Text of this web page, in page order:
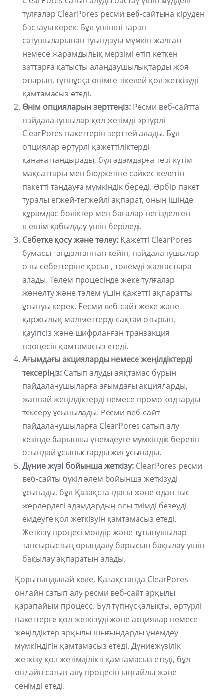
тұлғалар ClearPores ресми веб-сайтына кіруден
бастауы керек. Бұл үшінші тарап
сатушыларынан туындауы мүмкін жалған
немесе жарамдылық мерзімі өтіп кеткен
заттарға қатысты алаңдаушылықтарды жоя
отырып, түпнұсқа өнімге тікелей қол жеткізуді
қамтамасыз етеді.
Өнім опцияларын зерттеңіз: Ресми веб-сайтта
пайдаланушылар қол жетімді әртүрлі
ClearPores пакеттерін зерттей алады. Бұл
опциялар әртүрлі қажеттіліктерді
қанағаттандырады, бұл адамдарға тері күтімі
мақсаттары мен бюджетіне сәйкес келетін
пакетті таңдауға мүмкіндік береді. Әрбір пакет
туралы егжей-тегжейлі ақпарат, оның ішінде
құрамдас бөліктер мен бағалар негізделген
шешім қабылдау үшін беріледі.
Себетке қосу және төлеу: Қажетті ClearPores
бумасы таңдалғаннан кейін, пайдаланушылар
оны себеттеріне қосып, төлемді жалғастыра
алады. Төлем процесінде жеке тұлғалар
жөнелту және төлем үшін қажетті ақпаратты
ұсынуы керек. Ресми веб-сайт жеке және
қаржылық мәліметтерді сақтай отырып,
қауіпсіз және шифрланған транзакция
процесін қамтамасыз етеді.
Ағымдағы акцияларды немесе жеңілдіктерді
тексеріңіз: Сатып алуды аяқтамас бұрын
пайдаланушыларға ағымдағы акцияларды,
жаппай жеңілдіктерді немесе промо кодтарды
тексеру ұсынылады. Ресми веб-сайт
пайдаланушыларға ClearPores сатып алу
кезінде барынша үнемдеуге мүмкіндік беретін
осындай ұсыныстарды жиі ұсынады.
Дүние жүзі бойынша жеткізу: ClearPores ресми
веб-сайты бүкіл әлем бойынша жеткізуді
ұсынады, бұл Қазақстандағы және одан тыс
жерлердегі адамдардың осы тиімді безеуді
емдеуге қол жеткізуін қамтамасыз етеді.
Жеткізу процесі мөлдір және тұтынушылар
тапсырыстың орындалу барысын бақылау үшін
бақылау ақпаратын алады.
Қорытындылай келе, Қазақстанда ClearPores
онлайн сатып алу ресми веб-сайт арқылы
қарапайым процесс. Бұл түпнұсқалықты, әртүрлі
пакеттерге қол жеткізуді және акциялар немесе
жеңілдіктер арқылы шығындарды үнемдеу
мүмкіндігін қамтамасыз етеді. Дүниежүзілік
жеткізу қол жетімділікті қамтамасыз етеді, бұл
онлайн сатып алу процесін ыңғайлы және
сенімді етеді.